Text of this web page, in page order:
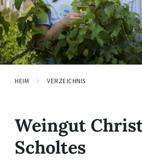
HEIM VERZEICHNIS
Weingut
Scholtes